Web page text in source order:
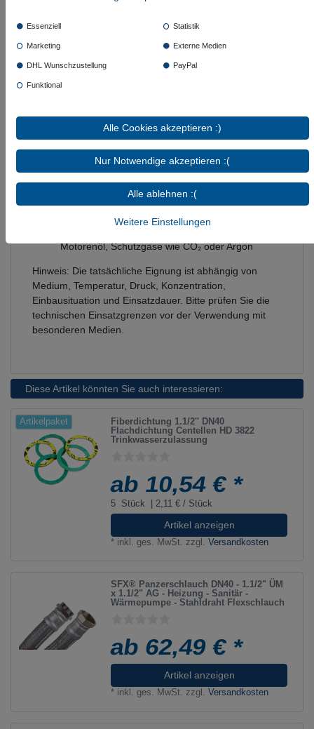
mit Glykolbeimischung, Sanitär, Heizung,
Zulassung / Nachweis: WRAS
Lieferumfang: montagefertig inklusive Dichtung
Medienbeständigkeit
Sehr gut geeignet: Leitungswasser bei
Raumtemperatur
Geeignet: Kühlwasser mit Glykolbeimischung
Bedingt geeignet: ölfreie Luft bis 70 °C, Säuren
und Laugen abhängig von Typ und Konzentration
Nicht geeignet: Heizöl L / EL, Diesel, Kerosin,
Motorenöl, Schutzgase wie CO₂ oder Argon
Hinweis: Die tatsächliche Eignung ist abhängig von
Medium, Temperatur, Druck, Konzentration,
Einbausituation und Einsatzdauer. Bitte prüfen Sie die
technischen Einsatzgrenzen vor der Verwendung mit
besonderen Medien.
Diese Artikel könnten Sie auch interessieren:
Artikelpaket
Fiberdichtung 1.1/2'' DN40
Flachdichtung Centellen HD 3822
Trinkwasserzulassung
ab 10,54 € *
5 Stück | 2,11 € / Stück
Artikel anzeigen
* inkl. ges. MwSt. zzgl.Versandkosten
SFX® Panzerschlauch DN40 - 1.1/2" ÜM
x 1.1/2" AG - Heizung - Sanitär -
Wärmepumpe - Stahldraht Flexschlauch
ab 62,49 € *
Artikel anzeigen
* inkl. ges. MwSt. zzgl.Versandkosten
Essenziell Statistik
Marketing Externe Medien
DHL Wunschzustellung PayPal
Funktional
Alle Cookies akzeptieren :)
Nur Notwendige akzeptieren :(
Alle ablehnen :(
Weitere Einstellungen